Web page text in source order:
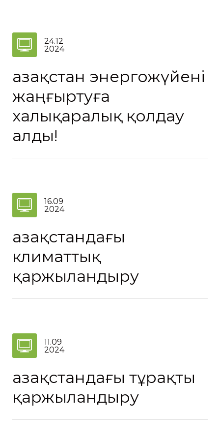
24.12
2024
Қазақстан энергожүйені
жаңғыртуға
халықаралық қолдау
алды!
16.09
2024
Қазақстандағы
климаттық
қаржыландыру
11.09
2024
Қазақстандағы тұрақты
қаржыландыру